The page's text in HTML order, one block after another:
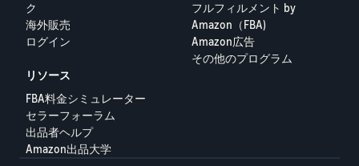
ク
海外販売
ログイン
フルフィルメント by
Amazon（FBA)
Amazon広告
その他のプログラム
リソース
FBA料金シミュレーター
セラーフォーラム
出品者ヘルプ
Amazon出品大学